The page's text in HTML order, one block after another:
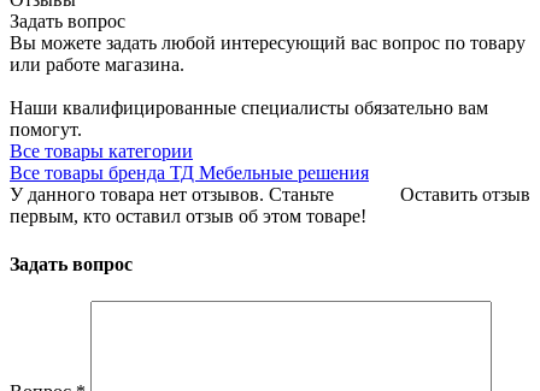
Задать вопрос
Вы можете задать любой интересующий вас вопрос по товару
или работе магазина.
Наши квалифицированные специалисты обязательно вам
помогут.
Все товары категории
Все товары бренда ТД Мебельные решения
Оставить отзыв
У данного товара нет отзывов. Станьте
первым, кто оставил отзыв об этом товаре!
Задать вопрос